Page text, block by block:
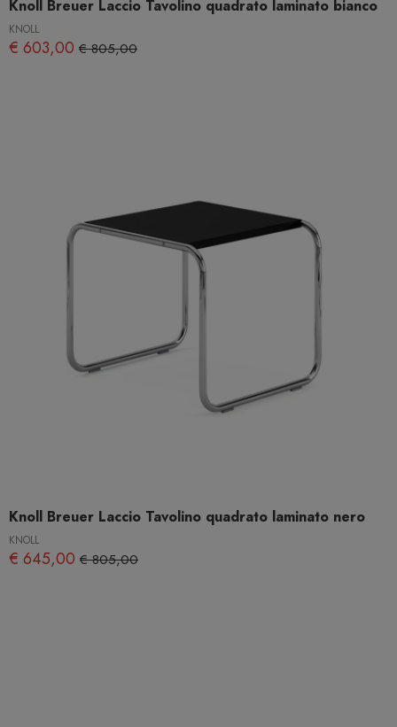
Knoll Breuer Laccio Tavolino quadrato laminato bianco
KNOLL
€ 603,00 € 805,00
Knoll Breuer Laccio Tavolino quadrato laminato nero
KNOLL
€ 645,00 € 805,00